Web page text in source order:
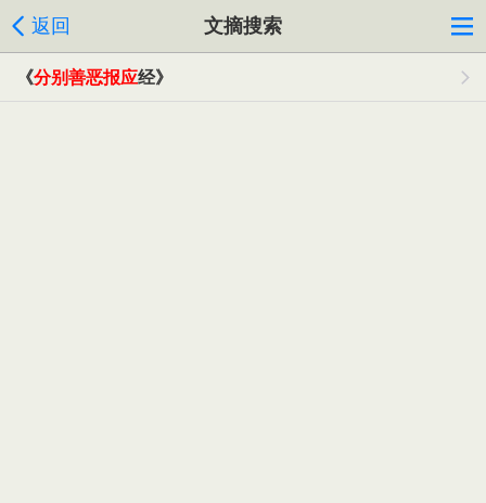
返回 文摘搜索
《分别善恶报应经》